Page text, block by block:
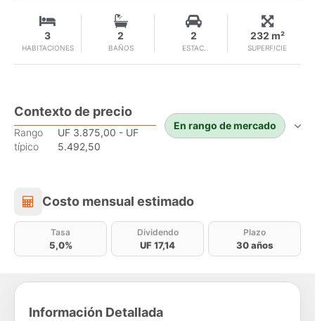
HABITACIONES
3
BAÑOS
2
ESTAC.
2
SUPERFICIE
232 m²
Contexto de precio
Rango
típico
UF 3.875,00 - UF
5.492,50
En rango de mercado
Costo mensual estimado
Costo mensual estimado
Tasa
5,0%
Dividendo
UF 17,14
Plazo
30 años
Información Detallada